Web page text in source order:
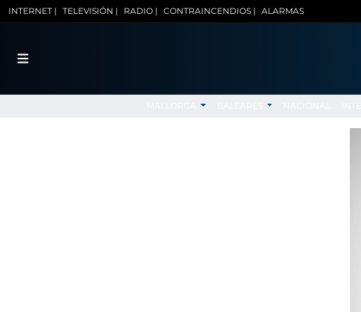
INTERNET | TELEVISIÓN | RADIO | CONTRAINCENDIOS | ALARMAS